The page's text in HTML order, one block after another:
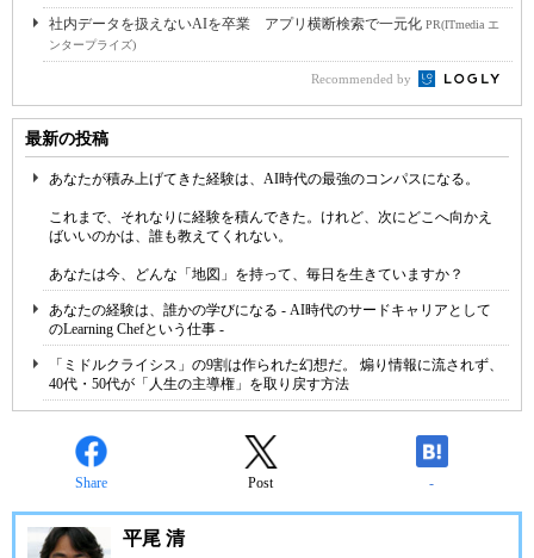
社内データを扱えないAIを卒業 アプリ横断検索で一元化 PR(ITmedia エ
ンタープライズ)
Recommended by
最新の投稿
あなたが積み上げてきた経験は、AI時代の最強のコンパスになる。
これまで、それなりに経験を積んできた。けれど、次にどこへ向かえ
ばいいのかは、誰も教えてくれない。
あなたは今、どんな「地図」を持って、毎日を生きていますか？
あなたの経験は、誰かの学びになる - AI時代のサードキャリアとして
のLearning Chefという仕事 -
「ミドルクライシス」の9割は作られた幻想だ。 煽り情報に流されず、
40代・50代が「人生の主導権」を取り戻す方法
Share Post -
平尾 清